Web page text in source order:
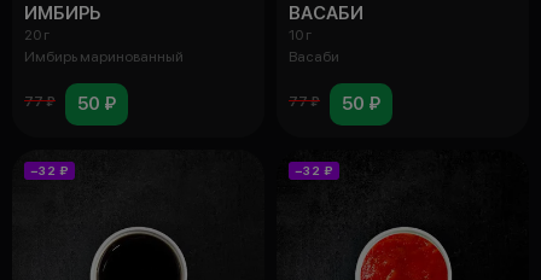
ИМБИРЬ
20 г
Имбирь маринованный
77 ₽ 50 ₽
ВАСАБИ
10 г
Васаби
77 ₽ 50 ₽
−32 ₽ −32 ₽